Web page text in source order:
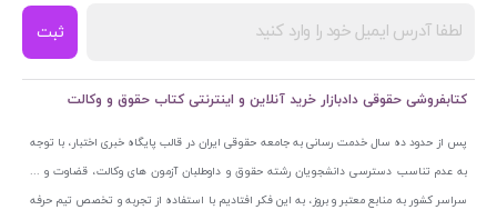
ثبت
کتابفروشی حقوقی دادبازار خرید آنلاین و اینترنتی کتاب حقوق و وکالت
پس از حدود ده سال خدمت رسانی به جامعه حقوقی ایران در قالب پایگاه خبری اختبار، با توجه
به عدم تناسب دسترسی دانشجویان رشته حقوق و داوطلبان آزمون های وکالت، قضاوت و ...
سراسر کشور به منابع معتبر و بروز، به این فکر افتادیم با استفاده از تجربه و تخصص تیم حرفه